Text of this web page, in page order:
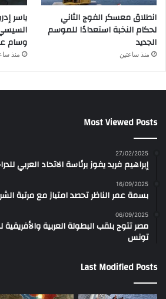
انطلاق معسكر الفوج الثاني
لحكام النخبة استعدادًا للموسم
الجديد
منذ ساعتين
ياسر
وسام
منذ
Most Viewed Posts
27/02/2025
إبراهيم فريد يفوز برئاسة الاتحاد العربي
16/09/2025
بسمة عمر الناظر تحصد امتياز مع مرتبة
06/09/2025
مصر تتوج بلقب البطولة العربية
تونس
Last Modified Posts